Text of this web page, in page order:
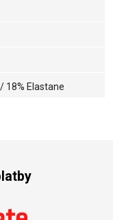
18% Elastane